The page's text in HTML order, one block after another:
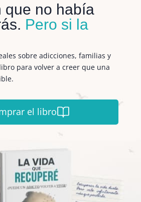
que no había
Pero si la
sobre adicciones, familias y
para volver a creer que una
el libro